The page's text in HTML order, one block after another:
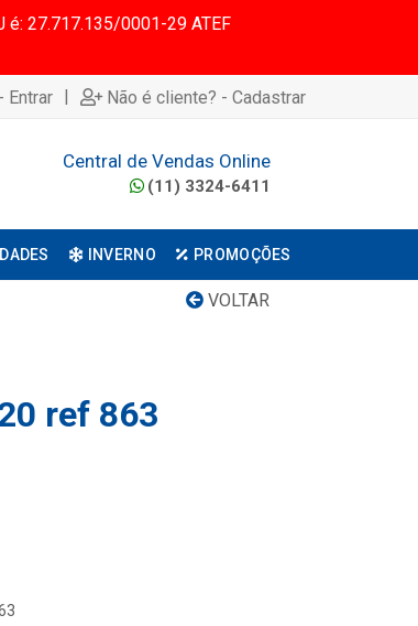
é: 27.717.135/0001-29 ATEF
Entrar | Não é cliente? - Cadastrar
Central de Vendas Online
(11) 3324-6411
INVERNO PROMOÇÕES
VOLTAR
ref 863